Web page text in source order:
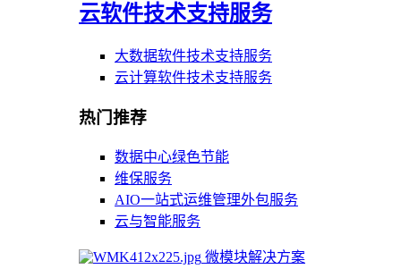
云软件技术支持服务
大数据软件技术支持服务
云计算软件技术支持服务
热门推荐
数据中心绿色节能
维保服务
AIO一站式运维管理外包服务
云与智能服务
微模块解决方案